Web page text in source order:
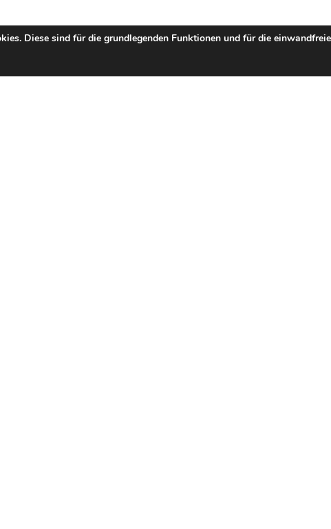
Diese sind für die grundlegenden Funktionen und für die einwandfreie